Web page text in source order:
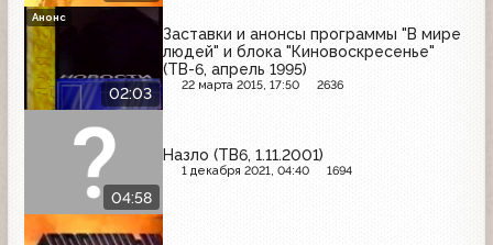
02:03
Заставки и анонсы программы "В мире
людей" и блока "Киновоскресенье"
(ТВ-6, апрель 1995)
22 марта 2015, 17:50 2636
Анонс
04:58
Назло (ТВ6, 1.11.2001)
1 декабря 2021, 04:40 1694